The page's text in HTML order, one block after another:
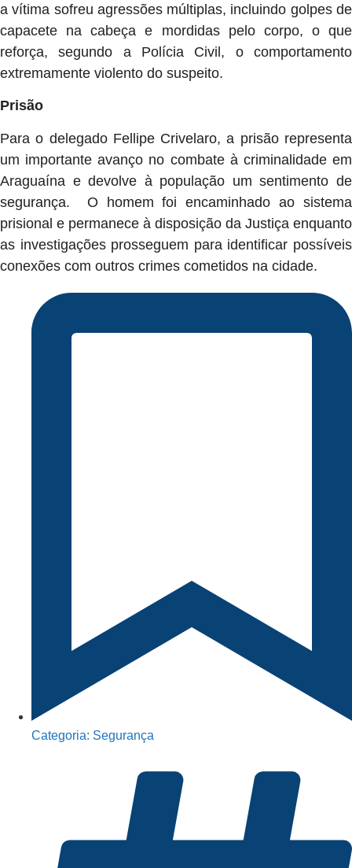
a vítima sofreu agressões múltiplas, incluindo golpes de
capacete na cabeça e mordidas pelo corpo, o que
reforça, segundo a Polícia Civil, o comportamento
extremamente violento do suspeito.
Prisão
Para o delegado Fellipe Crivelaro, a prisão representa
um importante avanço no combate à criminalidade em
Araguaína e devolve à população um sentimento de
segurança. O homem foi encaminhado ao sistema
prisional e permanece à disposição da Justiça enquanto
as investigações prosseguem para identificar possíveis
conexões com outros crimes cometidos na cidade.
Categoria: Segurança